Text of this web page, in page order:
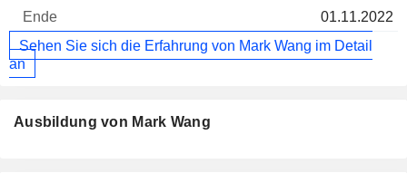
01.11.2022
Sehen Sie sich die Erfahrung von Mark Wang im Detail
an
Ausbildung von Mark Wang